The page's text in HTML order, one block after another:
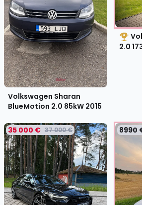
Volkswagen Sharan
BlueMotion 2.0 85kW 2015
2.0
35 000 € 37 000 € 8990